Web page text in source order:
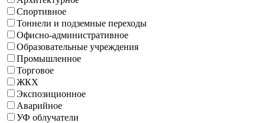
Спортивное
Тоннели и подземные переходы
Офисно-административное
Образовательные учреждения
Промышленное
Торговое
ЖКХ
Экспозиционное
Аварийное
УФ облучатели